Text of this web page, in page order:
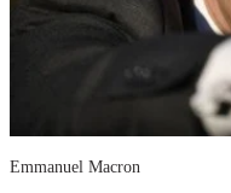
Emmanuel Macron